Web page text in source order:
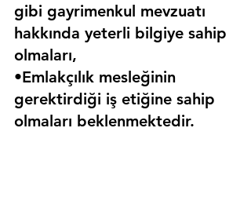
gibi gayrimenkul mevzuatı
hakkında yeterli bilgiye sahip
olmaları,
•Emlakçılık mesleğinin
gerektirdiği iş etiğine sahip
olmaları beklenmektedir.